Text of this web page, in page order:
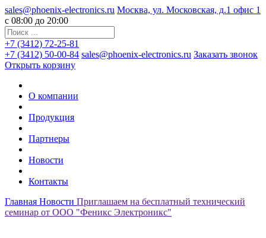
sales@phoenix-electronics.ru Москва, ул. Московская, д.1 офис 1
c 08:00 до 20:00
+7 (3412) 72-25-81
+7 (3412) 50-00-84 sales@phoenix-electronics.ru Заказать звонок
Открыть корзину
О компании
Продукция
Партнеры
Новости
Контакты
Главная Новости Приглашаем на бесплатный технический
семинар от ООО "Феникс Электроникс"